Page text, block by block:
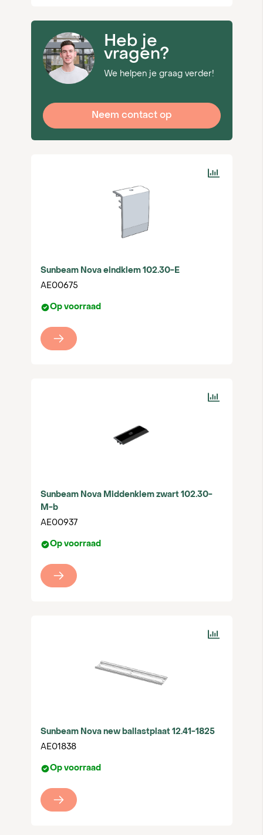
Heb je
vragen?
We helpen je graag verder!
Neem contact op
Sunbeam Nova eindklem 102.30-E
AE00675
Op voorraad
Sunbeam Nova Middenklem zwart 102.30-
M-b
AE00937
Op voorraad
Sunbeam Nova new ballastplaat 12.41-1825
AE01838
Op voorraad